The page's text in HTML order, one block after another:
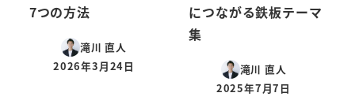
7つの方法
滝川 直人
投稿日
2026年3月24日
につながる鉄板テーマ
集
滝川 直人
投稿日
2025年7月7日